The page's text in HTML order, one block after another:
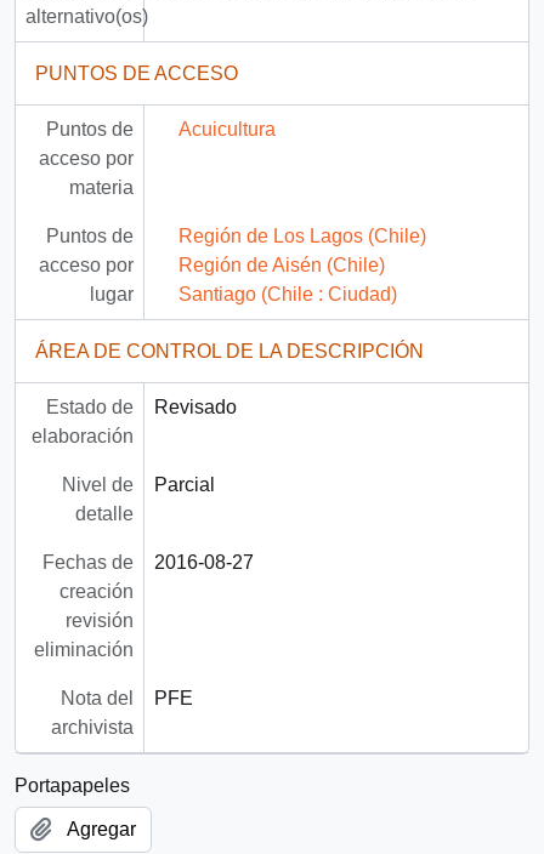
alternativo(os)
PUNTOS DE ACCESO
Puntos de
acceso por
materia
Acuicultura
Puntos de
acceso por
lugar
Región de Los Lagos (Chile)
Región de Aisén (Chile)
Santiago (Chile : Ciudad)
ÁREA DE CONTROL DE LA DESCRIPCIÓN
Estado de
elaboración
Revisado
Nivel de
detalle
Parcial
Fechas de
creación
revisión
eliminación
2016-08-27
Nota del
archivista
PFE
Portapapeles
Agregar